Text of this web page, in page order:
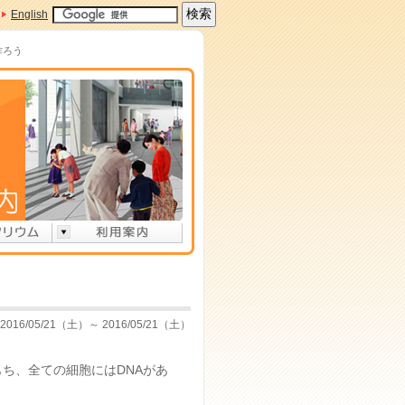
English
う
05/21（土）～ 2016/05/21（土）
、全ての細胞にはDNAがあ